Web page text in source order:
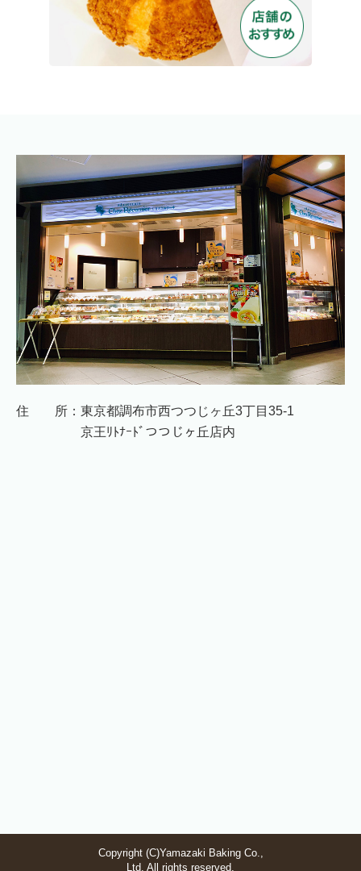
住 所： 東京都調布市西つつじヶ丘3丁目35-1
京王ﾘﾄﾅｰﾄﾞつつじヶ丘店内
Copyright (C)Yamazaki Baking Co.,
Ltd. All rights reserved.